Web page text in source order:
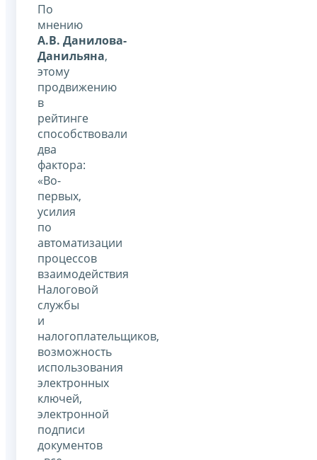
По
мнению
А.В. Данилова-
Данильяна,
этому
продвижению
в
рейтинге
способствовали
два
фактора:
«Во-
первых,
усилия
по
автоматизации
процессов
взаимодействия
Налоговой
службы
и
налогоплательщиков,
возможность
использования
электронных
ключей,
электронной
подписи
документов